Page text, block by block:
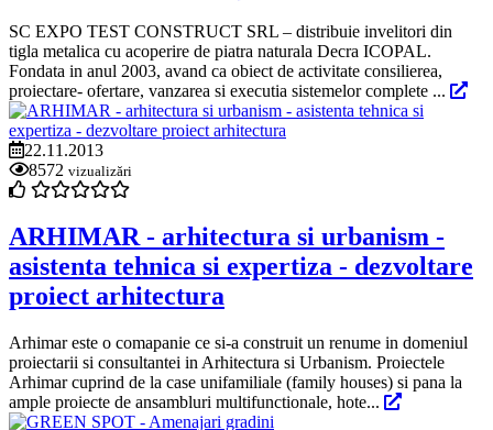
SC EXPO TEST CONSTRUCT SRL – distribuie invelitori din
tigla metalica cu acoperire de piatra naturala Decra ICOPAL.
Fondata in anul 2003, avand ca obiect de activitate consilierea,
proiectare- ofertare, vanzarea si executia sistemelor complete ...
22.11.2013
8572 vizualizări
ARHIMAR - arhitectura si urbanism -
asistenta tehnica si expertiza - dezvoltare
proiect arhitectura
Arhimar este o comapanie ce si-a construit un renume in domeniul
proiectarii si consultantei in Arhitectura si Urbanism. Proiectele
Arhimar cuprind de la case unifamiliale (family houses) si pana la
ample proiecte de ansambluri multifunctionale, hote...